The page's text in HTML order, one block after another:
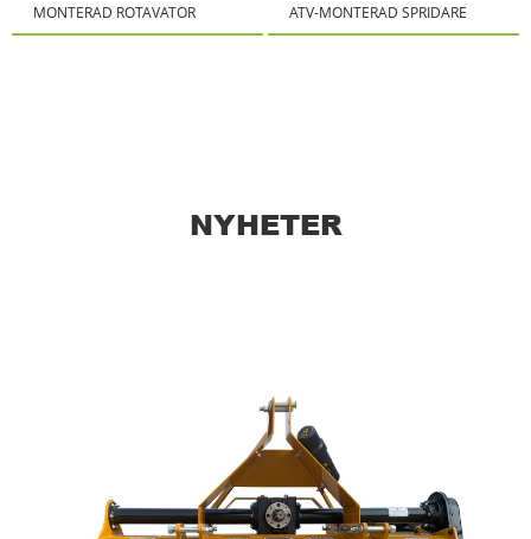
MONTERAD ROTAVATOR ATV-MONTERAD SPRIDARE
NYHETER